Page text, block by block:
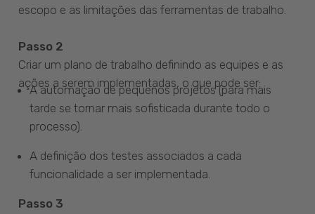
escopo e as limitações das ferramentas de trabalho.
Passo 2
Criar um plano de trabalho definindo as equipes e as
ações a serem implementadas, o que pode ser:
A automação de pequenos projetos (para mais
tarde se tornar mais sofisticada durante todo o
processo).
A definição dos testes associados a cada
funcionalidade a ser implementada.
Passo 3